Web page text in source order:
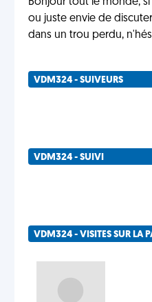
ou juste envie de
dans un trou perdu,
VDM324 - SUIVEURS
VDM324 - SUIVI
VDM324 - VISITES SUR LA